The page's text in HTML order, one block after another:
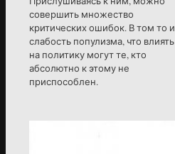
совершить множество
критических ошибок. В том то и
слабость популизма, что влиять
на политику могут те, кто
абсолютно к этому не
приспособлен.